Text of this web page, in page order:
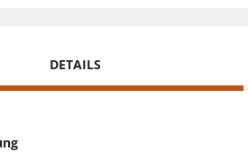
DETAILS